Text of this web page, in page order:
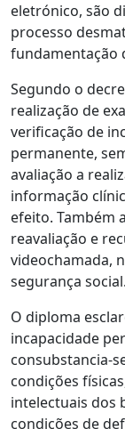
eletrónico, são
processo
fundamentação
Segundo o
realização de
verificação de
permanente,
avaliação a
informação
efeito. Também
reavaliação e
videochamada,
segurança social.
O diploma
incapacidade
consubstancia-
condições
intelectuais dos
condições de